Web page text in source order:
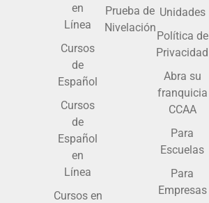
en
Línea
Cursos
de
Español
Cursos
de
Español
en
Línea
Cursos en
Prueba de
Nivelación
Unidades
Política de
Privacidad
Abra su
franquicia
CCAA
Para
Escuelas
Para
Empresas